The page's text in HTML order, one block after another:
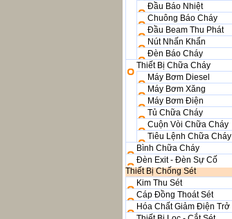
Đầu Báo Nhiệt
Chuông Báo Cháy
Đầu Beam Thu Phát
Nút Nhấn Khẩn
Đèn Báo Cháy
Thiết Bị Chữa Cháy
Máy Bơm Diesel
Máy Bơm Xăng
Máy Bơm Điện
Tủ Chữa Cháy
Cuộn Vòi Chữa Cháy
Tiêu Lệnh Chữa Cháy
Bình Chữa Cháy
Đèn Exit - Đèn Sự Cố
Thiết Bị Chống Sét
Kim Thu Sét
Cáp Đồng Thoát Sét
Hóa Chất Giảm Điện Trở